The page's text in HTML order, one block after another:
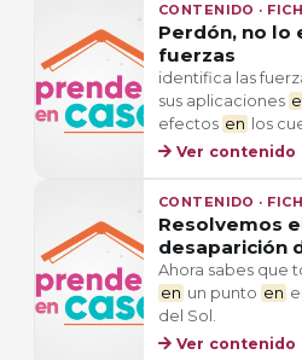
CONTENIDO ·
Perdón, no lo
fuerzas
identifica las
sus aplicaciones
efectos en
los
Ver contenido
CONTENIDO ·
Resolvemos
desaparición
Ahora sabes que
en un punto en
del Sol.
Ver contenido